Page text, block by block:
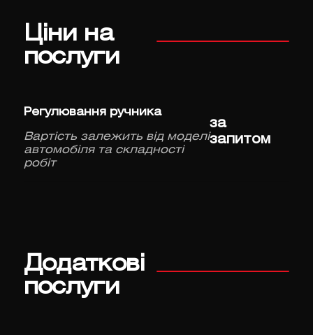
Ціни на
послуги
Регулювання ручника
Вартість залежить від моделі
автомобіля та складності
робіт
за
запитом
Додаткові
послуги